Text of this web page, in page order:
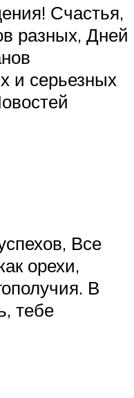
Счастья,
разных, Дней
и серьезных
Все
орехи,
В
тебе